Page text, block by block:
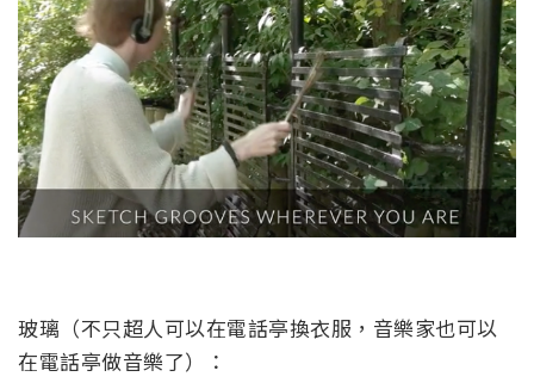
玻璃（不只超人可以在電話亭換衣服，音樂家也可以
在電話亭做音樂了）：